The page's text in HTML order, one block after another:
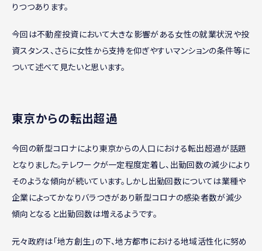
りつつあります。
今回は不動産投資において大きな影響がある女性の就業状況や投
資スタンス、さらに女性から支持を仰ぎやすいマンションの条件等に
ついて述べて見たいと思います。
東京からの転出超過
今回の新型コロナにより東京からの人口における転出超過が話題
となりました。テレワークが一定程度定着し、出勤回数の減少により
そのような傾向が続いています。しかし出勤回数については業種や
企業によってかなりバラつきがあり新型コロナの感染者数が減少
傾向となると出勤回数は増えるようです。
元々政府は「地方創生」の下、地方都市における地域活性化に努め